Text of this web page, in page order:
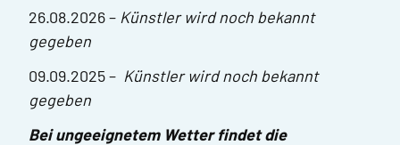
26.08.2026 – Künstler wird noch bekannt
gegeben
09.09.2025 – Künstler wird noch bekannt
gegeben
Bei ungeeignetem Wetter findet die